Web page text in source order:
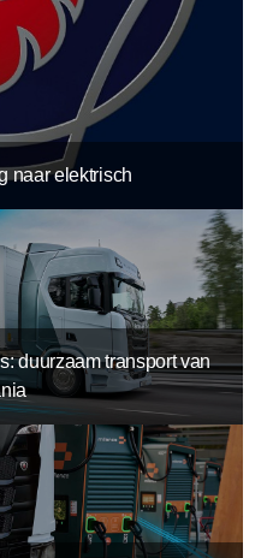
naar elektrisch
duurzaam transport van